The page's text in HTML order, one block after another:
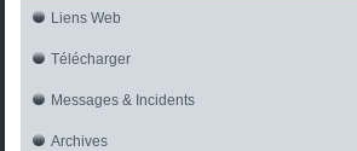
Liens Web
Télécharger
Messages & Incidents
Archives